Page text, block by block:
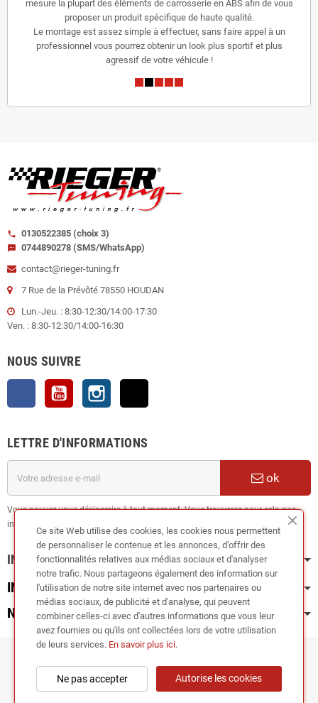
mesure la plupart des éléments de carrosserie en ABS afin de vous
proposer un produit spécifique de haute qualité.
Le montage est assez simple à effectuer, sans faire appel à un
professionnel vous pourrez obtenir un look plus sportif et plus
agressif de votre véhicule !
call 0130522385 (choix 3)
sms
0744890278 (SMS/WhatsApp)
contact@rieger-tuning.fr
7 Rue de la Prévôté 78550 HOUDAN
Lun.-Jeu. : 8:30-12:30/14:00-17:30
Ven. : 8:30-12:30/14:00-16:30
NOUS SUIVRE
Facebook YouTube
LETTRE D'INFORMATIONS
ok
Vous pouvez vous désinscrire à tout moment. Vous trouverez pour cela nos
informations de contact dans les conditions d'utilisation du site.
INFORMATION
INFOS PRATIQUES
NOS CATÉGORIES
TUNEDYNAMIC SAS| Fabricant de kit carrosserie et accessoires carrosserie
Ce site Web utilise des cookies, les cookies nous permettent
de personnaliser le contenue et les annonces, d’offrir des
fonctionnalités relatives aux médias sociaux et d'analyser
notre trafic. Nous partageons également des information sur
l'utilisation de notre site internet avec nos partenaires ou
médias sociaux, de publicité et d'analyse, qui peuvent
combiner celles-ci avec d'autres informations que vous leur
avez fournies ou qu'ils ont collectées lors de votre utilisation
de leurs services. En savoir plus ici.
Autorise les cookies
Ne pas accepter